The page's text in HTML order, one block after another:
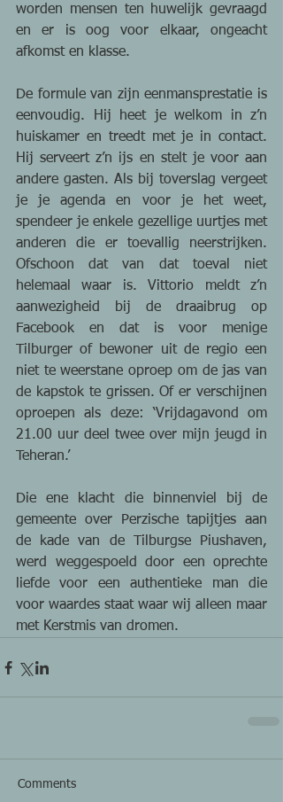
worden mensen ten huwelijk gevraagd
en er is oog voor elkaar, ongeacht
afkomst en klasse.
De formule van zijn eenmansprestatie is
eenvoudig. Hij heet je welkom in z’n
huiskamer en treedt met je in contact.
Hij serveert z’n ijs en stelt je voor aan
andere gasten. Als bij toverslag vergeet
je je agenda en voor je het weet,
spendeer je enkele gezellige uurtjes met
anderen die er toevallig neerstrijken.
Ofschoon dat van dat toeval niet
helemaal waar is. Vittorio meldt z’n
aanwezigheid bij de draaibrug op
Facebook en dat is voor menige
Tilburger of bewoner uit de regio een
niet te weerstane oproep om de jas van
de kapstok te grissen. Of er verschijnen
oproepen als deze: ‘Vrijdagavond om
21.00 uur deel twee over mijn jeugd in
Teheran.’
Die ene klacht die binnenviel bij de
gemeente over Perzische tapijtjes aan
de kade van de Tilburgse Piushaven,
werd weggespoeld door een oprechte
liefde voor een authentieke man die
voor waardes staat waar wij alleen maar
met Kerstmis van dromen.
Comments